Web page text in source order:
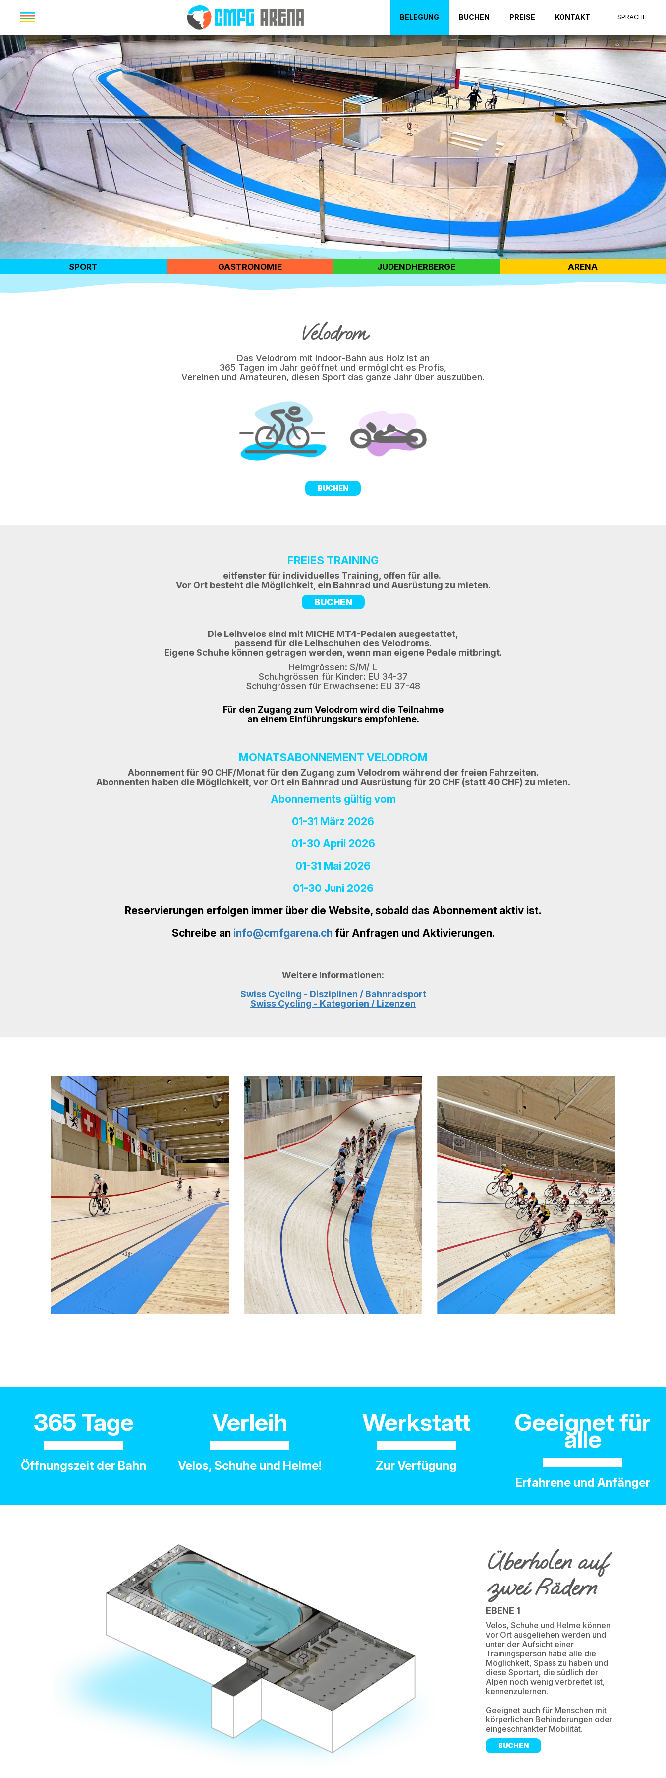
BELEGUNG BUCHEN PREISE KONTAKT SPRACHE
SPORT GASTRONOMIE JUDENDHERBERGE ARENA
Velodrom
Das Velodrom mit Indoor-Bahn aus Holz ist an
365 Tagen im Jahr geöffnet und ermöglicht es Profis,
Vereinen und Amateuren, diesen Sport das ganze Jahr über auszuüben.
BUCHEN
FREIES TRAINING
eitfenster für individuelles Training, offen für alle.
Vor Ort besteht die Möglichkeit, ein Bahnrad und Ausrüstung zu mieten.
BUCHEN
Die Leihvelos sind mit MICHE MT4-Pedalen ausgestattet,
passend für die Leihschuhen des Velodroms.
Eigene Schuhe können getragen werden, wenn man eigene Pedale mitbringt.
Helmgrössen: S/M/ L
Schuhgrössen für Kinder: EU 34-37
Schuhgrössen für Erwachsene: EU 37-48
Für den Zugang zum Velodrom wird die Teilnahme
an einem Einführungskurs empfohlene.
MONATSABONNEMENT VELODROM
Abonnement für 90 CHF/Monat für den Zugang zum Velodrom während der freien Fahrzeiten.
Abonnenten haben die Möglichkeit, vor Ort ein Bahnrad und Ausrüstung für 20 CHF (statt 40 CHF) zu mieten.
Abonnements gültig vom
01-31 März 2026
01-30 April 2026
01-31 Mai 2026
01-30 Juni 2026
Reservierungen erfolgen immer über die Website, sobald das Abonnement aktiv ist.
Schreibe an info@cmfgarena.ch für Anfragen und Aktivierungen.
Weitere Informationen:
Swiss Cycling - Disziplinen / Bahnradsport
Swiss Cycling - Kategorien / Lizenzen
365 Tage
Öffnungszeit der Bahn
Verleih
Velos, Schuhe und Helme!
Werkstatt
Zur Verfügung
Geeignet für
alle
Erfahrene und Anfänger
Überholen auf
zwei Rädern
EBENE 1
Velos, Schuhe und Helme können
vor Ort ausgeliehen werden und
unter der Aufsicht einer
Trainingsperson habe alle die
Möglichkeit, Spass zu haben und
diese Sportart, die südlich der
Alpen noch wenig verbreitet ist,
kennenzulernen.
Geeignet auch für Menschen mit
körperlichen Behinderungen oder
eingeschränkter Mobilität.
BUCHEN